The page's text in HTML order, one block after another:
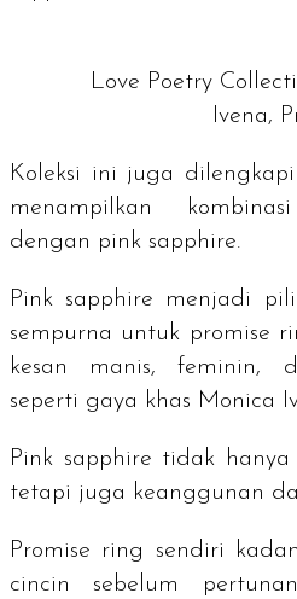
Love Poetry
Ivena,
Koleksi ini juga
menampilkan
dengan pink sapphire.
Pink sapphire menjadi
sempurna untuk promise
kesan manis, feminin,
seperti gaya khas Monica
Pink sapphire tidak hanya
tetapi juga keanggunan
Promise ring
sendiri
cincin sebelum